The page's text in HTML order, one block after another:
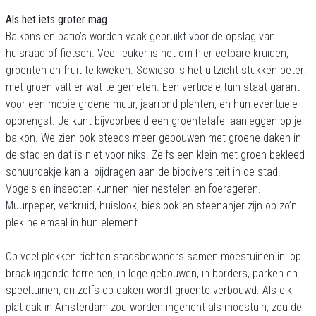
Als het iets groter mag
Balkons en patio’s worden vaak gebruikt voor de opslag van
huisraad of fietsen. Veel leuker is het om hier eetbare kruiden,
groenten en fruit te kweken. Sowieso is het uitzicht stukken beter:
met groen valt er wat te genieten. Een verticale tuin staat garant
voor een mooie groene muur, jaarrond planten, en hun eventuele
opbrengst. Je kunt bijvoorbeeld een groentetafel aanleggen op je
balkon. We zien ook steeds meer gebouwen met groene daken in
de stad en dat is niet voor niks. Zelfs een klein met groen bekleed
schuurdakje kan al bijdragen aan de biodiversiteit in de stad.
Vogels en insecten kunnen hier nestelen en foerageren.
Muurpeper, vetkruid, huislook, bieslook en steenanjer zijn op zo’n
plek helemaal in hun element.
Op veel plekken richten stadsbewoners samen moestuinen in: op
braakliggende terreinen, in lege gebouwen, in borders, parken en
speeltuinen, en zelfs op daken wordt groente verbouwd. Als elk
plat dak in Amsterdam zou worden ingericht als moestuin, zou de